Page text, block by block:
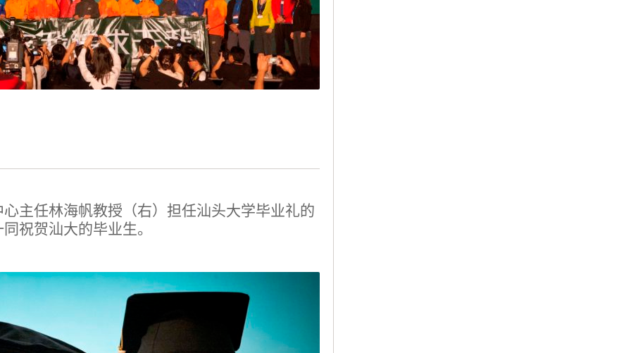
主任林海帆教授（右）担任汕头大学毕业礼的
祝贺汕大的毕业生。